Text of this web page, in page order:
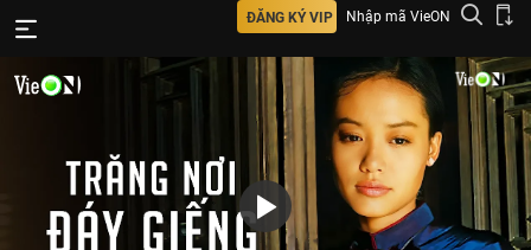
ĐĂNG KÝ VIP Nhập mã VieON